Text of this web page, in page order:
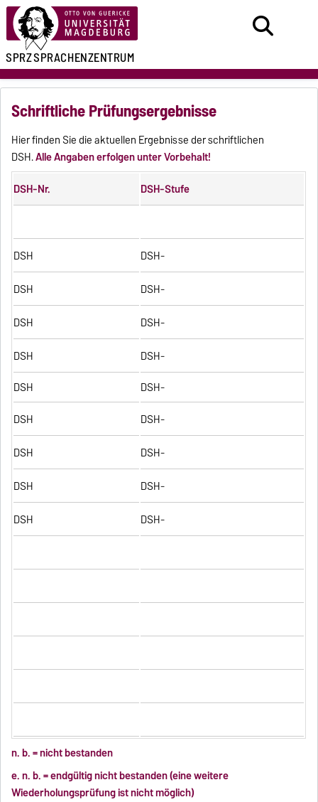
SPRZSPRACHENZENTRUM
Schriftliche Prüfungsergebnisse
Hier finden Sie die aktuellen Ergebnisse der schriftlichen
DSH.Alle Angaben erfolgen unter Vorbehalt!
DSH-Nr.
DSH-Stufe
DSH
DSH-
DSH
DSH-
DSH
DSH-
DSH
DSH-
DSH
DSH-
DSH
DSH-
DSH
DSH-
DSH
DSH-
DSH
DSH-
n. b. = nicht bestanden
e. n. b. = endgültig nicht bestanden (eine weitere
Wiederholungsprüfung ist nicht möglich)